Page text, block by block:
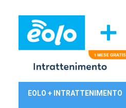
29,90€/mese
EOLO + INTRATTENIMENTO